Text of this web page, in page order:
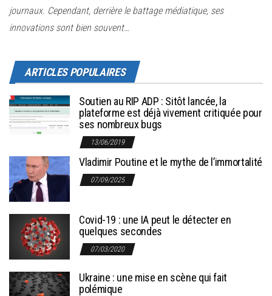
journaux. Cependant, derrière le battage médiatique, ses
innovations sont bien souvent…
ARTICLES POPULAIRES
Soutien au RIP ADP : Sitôt lancée, la
plateforme est déjà vivement critiquée pour
ses nombreux bugs
13/06/2019
Vladimir Poutine et le mythe de l’immortalité
07/09/2025
Covid-19 : une IA peut le détecter en
quelques secondes
07/03/2020
Ukraine : une mise en scène qui fait
polémique